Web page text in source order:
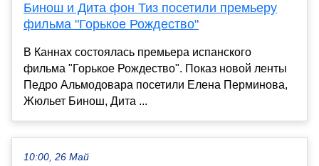
Бинош и Дита фон Тиз посетили премьеру
фильма "Горькое Рождество"
В Каннах состоялась премьера испанского
фильма "Горькое Рождество". Показ новой ленты
Педро Альмодовара посетили Елена Перминова,
Жюльет Бинош, Дита ...
10:00, 26 Май